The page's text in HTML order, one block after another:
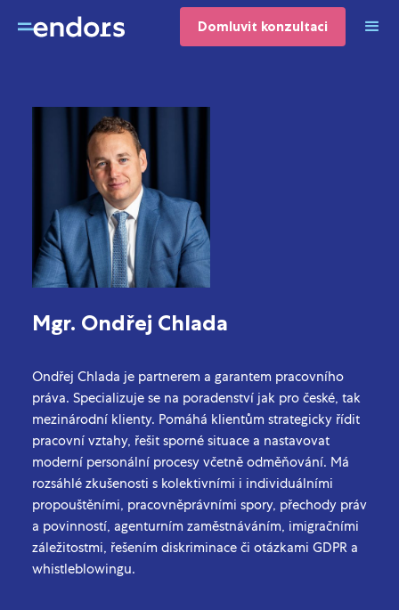
Domluvit konzultaci
Partner kanceláře
Mgr. Ondřej Chlada
Ondřej Chlada je partnerem a garantem pracovního
práva. Specializuje se na poradenství jak pro české, tak
mezinárodní klienty. Pomáhá klientům strategicky řídit
pracovní vztahy, řešit sporné situace a nastavovat
moderní personální procesy včetně odměňování. Má
rozsáhlé zkušenosti s kolektivními i individuálními
propouštěními, pracovněprávními spory, přechody práv
a povinností, agenturním zaměstnáváním, imigračními
záležitostmi, řešením diskriminace či otázkami GDPR a
whistleblowingu.